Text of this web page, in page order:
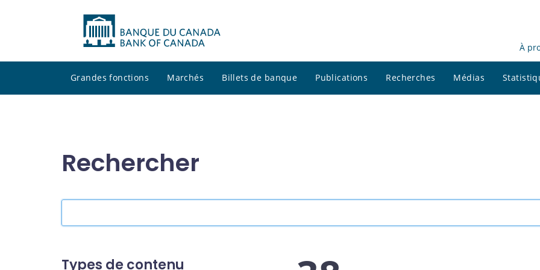
À
Grandes fonctions Marchés Billets de banque Publications Recherches Médias
Rechercher
site
Types de contenu